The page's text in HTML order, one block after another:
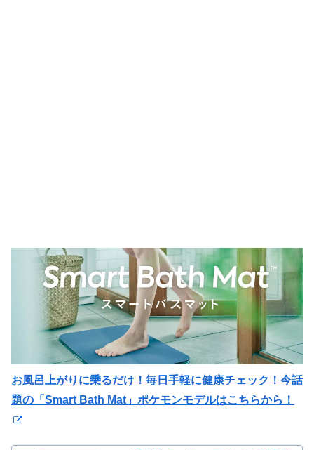
お風呂上がりに乗るだけ！毎日手軽に健康チェック！今話
題の「Smart Bath Mat」ポケモンモデルはこちらから！